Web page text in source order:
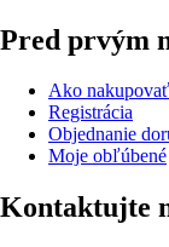
Pred prvým
Ako nakupovať
Registrácia
Objednanie
Moje obľúbené
Kontaktujte